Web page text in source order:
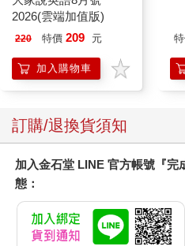
2026(雲端加值版)
220 特價 209 元
加入購物車
訂購/退換貨須知
加入金石堂 LINE 官方帳號『完
態：